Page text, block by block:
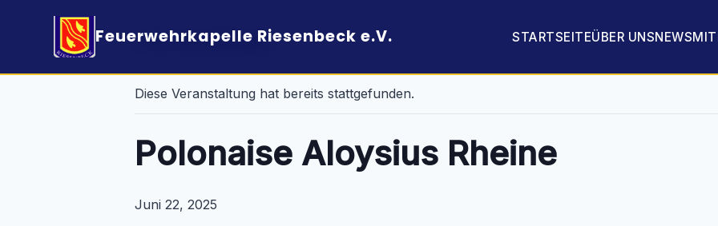
Feuerwehrkapelle Riesenbeck e.V. STARTSEITEÜBER UNSNEWS
« Alle Veranstaltungen
Diese Veranstaltung hat bereits stattgefunden.
Polonaise Aloysius Rheine
Juni 22, 2025